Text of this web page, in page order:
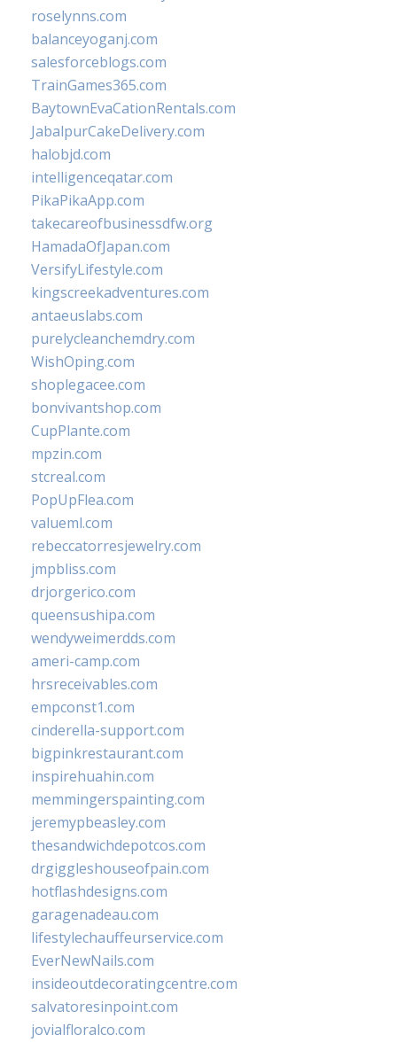
roselynns.com
balanceyoganj.com
salesforceblogs.com
TrainGames365.com
BaytownEvaCationRentals.com
JabalpurCakeDelivery.com
halobjd.com
intelligenceqatar.com
PikaPikaApp.com
takecareofbusinessdfw.org
HamadaOfJapan.com
VersifyLifestyle.com
kingscreekadventures.com
antaeuslabs.com
purelycleanchemdry.com
WishOping.com
shoplegacee.com
bonvivantshop.com
CupPlante.com
mpzin.com
stcreal.com
PopUpFlea.com
valueml.com
rebeccatorresjewelry.com
jmpbliss.com
drjorgerico.com
queensushipa.com
wendyweimerdds.com
ameri-camp.com
hrsreceivables.com
empconst1.com
cinderella-support.com
bigpinkrestaurant.com
inspirehuahin.com
memmingerspainting.com
jeremypbeasley.com
thesandwichdepotcos.com
drgiggleshouseofpain.com
hotflashdesigns.com
garagenadeau.com
lifestylechauffeurservice.com
EverNewNails.com
insideoutdecoratingcentre.com
salvatoresinpoint.com
jovialfloralco.com